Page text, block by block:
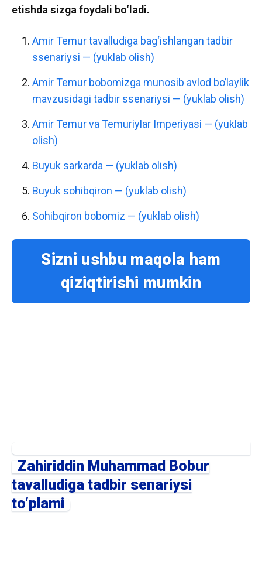
etishda sizga foydali bo‘ladi.
Amir Temur tavalludiga bag‘ishlangan tadbir
ssenariysi — (yuklab olish)
Amir Temur bobomizga munosib avlod bo’laylik
mavzusidagi tadbir ssenariysi — (yuklab olish)
Amir Temur va Temuriylar Imperiyasi — (yuklab
olish)
Buyuk sarkarda — (yuklab olish)
Buyuk sohibqiron — (yuklab olish)
Sohibqiron bobomiz — (yuklab olish)
Sizni ushbu maqola ham
qiziqtirishi mumkin
Zahiriddin Muhammad Bobur
tavalludiga tadbir senariysi
to‘plami